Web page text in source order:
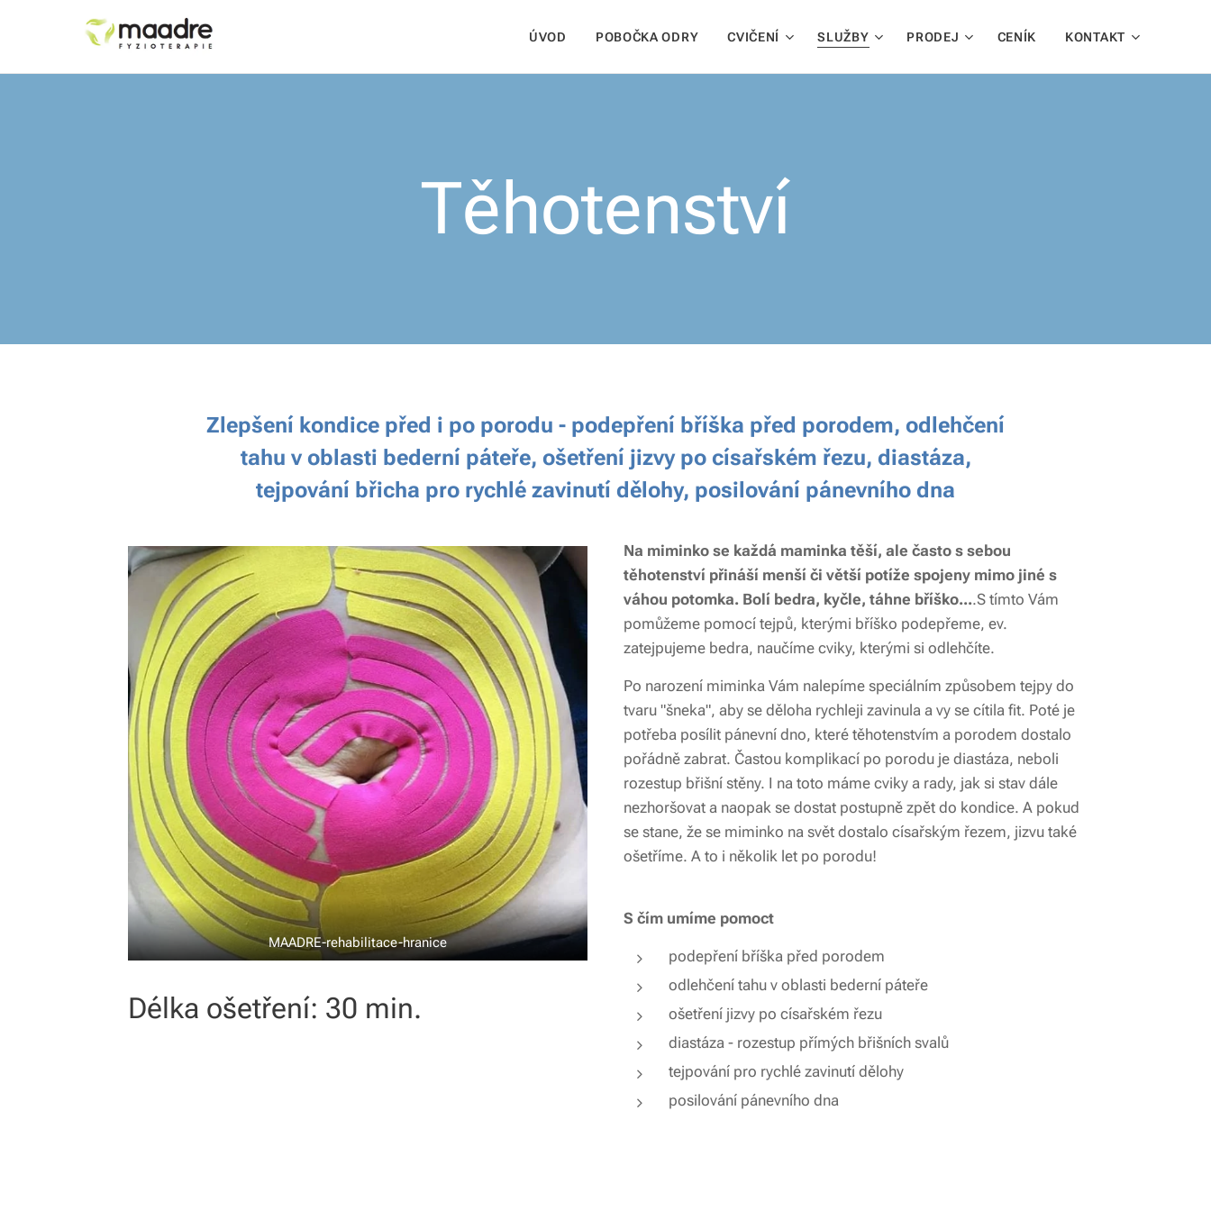
ÚVOD POBOČKA ODRY CVIČENÍ SLUŽBY PRODEJ CENÍK KONTAKT
Těhotenství
Zlepšení kondice před i po porodu - podepření bříška před porodem, odlehčení
tahu v oblasti bederní páteře, ošetření jizvy po císařském řezu, diastáza,
tejpování břicha pro rychlé zavinutí dělohy, posilování pánevního dna
MAADRE-rehabilitace-hranice
Délka ošetření: 30 min.
Na miminko se každá maminka těší, ale často s sebou
těhotenství přináší menší či větší potíže spojeny mimo jiné s
váhou potomka. Bolí bedra, kyčle, táhne bříško....S tímto Vám
pomůžeme pomocí tejpů, kterými bříško podepřeme, ev.
zatejpujeme bedra, naučíme cviky, kterými si odlehčíte.
Po narození miminka Vám nalepíme speciálním způsobem tejpy do
tvaru "šneka", aby se děloha rychleji zavinula a vy se cítila fit. Poté je
potřeba posílit pánevní dno, které těhotenstvím a porodem dostalo
pořádně zabrat. Častou komplikací po porodu je diastáza, neboli
rozestup břišní stěny. I na toto máme cviky a rady, jak si stav dále
nezhoršovat a naopak se dostat postupně zpět do kondice. A pokud
se stane, že se miminko na svět dostalo císařským řezem, jizvu také
ošetříme. A to i několik let po porodu!
S čím umíme pomoct
podepření bříška před porodem
odlehčení tahu v oblasti bederní páteře
ošetření jizvy po císařském řezu
diastáza - rozestup přímých břišních svalů
tejpování pro rychlé zavinutí dělohy
posilování pánevního dna